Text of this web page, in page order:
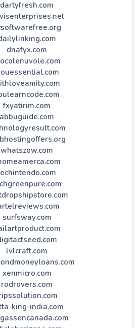
dartyfresh.com
dnafyx.com
fxyatirim.com
abbuguide.com
whatszow.com
surfsway.com
lvlcraft.com
xenmicro.com
rodrovers.com
king-india.com